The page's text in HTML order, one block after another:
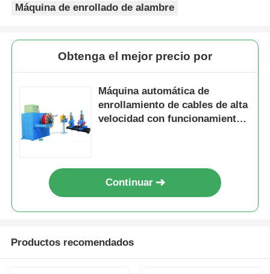
Máquina de enrollado de alambre
Obtenga el mejor precio por
Máquina automática de
enrollamiento de cables de alta
velocidad con funcionamiento
Continuar
Productos recomendados